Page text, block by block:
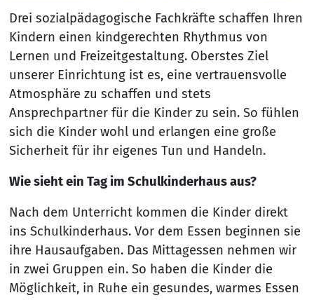
Drei sozialpädagogische Fachkräfte schaffen Ihren
Kindern einen kindgerechten Rhythmus von
Lernen und Freizeitgestaltung. Oberstes Ziel
unserer Einrichtung ist es, eine vertrauensvolle
Atmosphäre zu schaffen und stets
Ansprechpartner für die Kinder zu sein. So fühlen
sich die Kinder wohl und erlangen eine große
Sicherheit für ihr eigenes Tun und Handeln.
Wie sieht ein Tag im Schulkinderhaus aus?
Nach dem Unterricht kommen die Kinder direkt
ins Schulkinderhaus. Vor dem Essen beginnen sie
ihre Hausaufgaben. Das Mittagessen nehmen wir
in zwei Gruppen ein. So haben die Kinder die
Möglichkeit, in Ruhe ein gesundes, warmes Essen